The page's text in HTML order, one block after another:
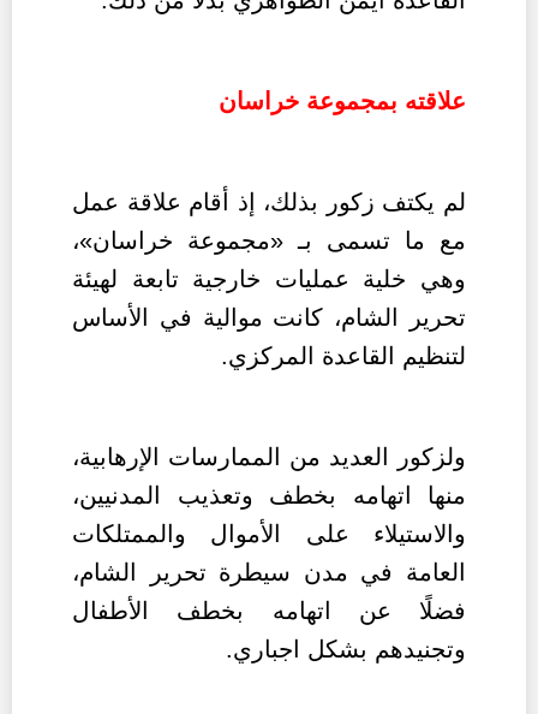
علاقته بمجموعة خراسان
لم يكتف زكور بذلك، إذ أقام علاقة عمل
مع ما تسمى بـ «مجموعة خراسان»،
وهي خلية عمليات خارجية تابعة لهيئة
تحرير الشام، كانت موالية في الأساس
لتنظيم القاعدة المركزي.
ولزكور العديد من الممارسات الإرهابية،
منها اتهامه بخطف وتعذيب المدنيين،
والاستيلاء على الأموال والممتلكات
العامة في مدن سيطرة تحرير الشام،
فضلًا عن اتهامه بخطف الأطفال
وتجنيدهم بشكل اجباري.